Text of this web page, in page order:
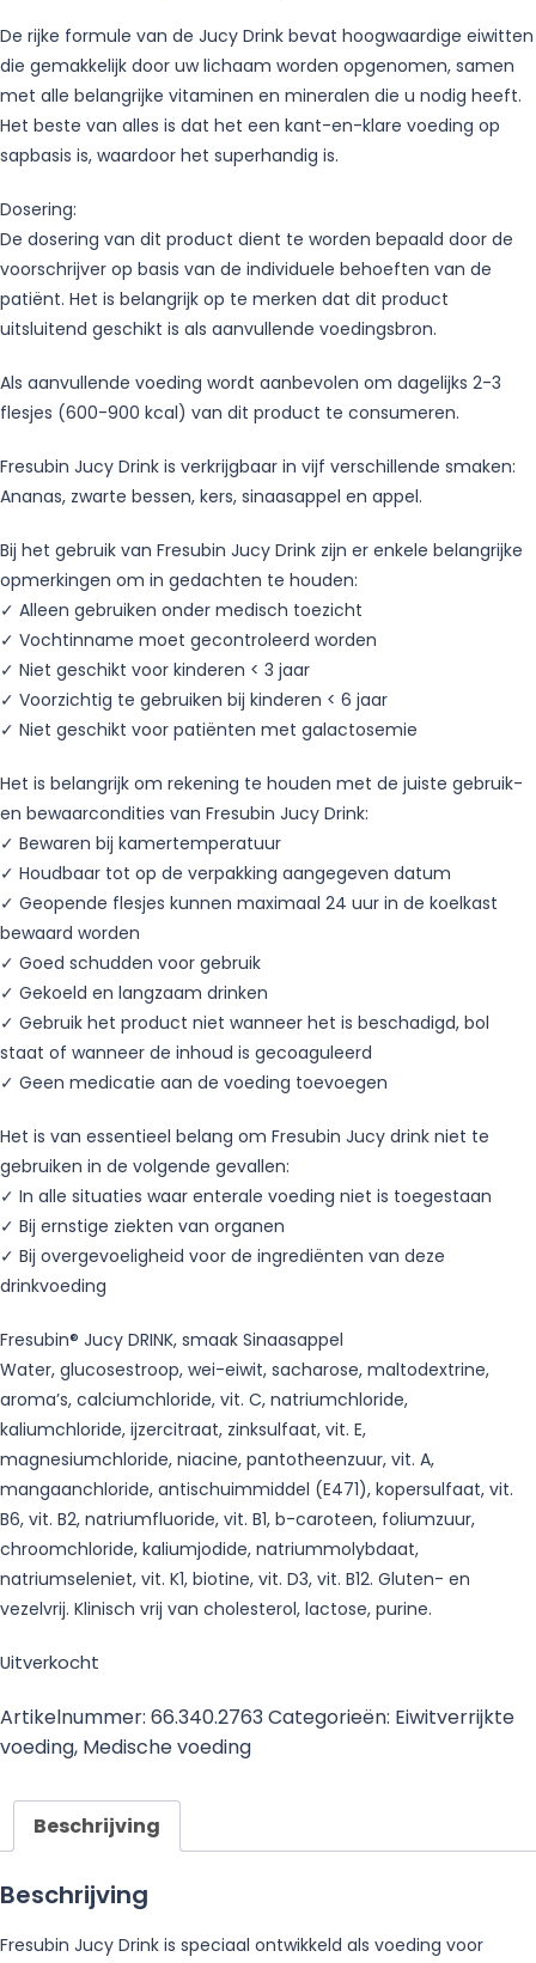
De rijke formule van de Jucy Drink bevat hoogwaardige eiwitten
die gemakkelijk door uw lichaam worden opgenomen, samen
met alle belangrijke vitaminen en mineralen die u nodig heeft.
Het beste van alles is dat het een kant-en-klare voeding op
sapbasis is, waardoor het superhandig is.
Dosering:
De dosering van dit product dient te worden bepaald door de
voorschrijver op basis van de individuele behoeften van de
patiënt. Het is belangrijk op te merken dat dit product
uitsluitend geschikt is als aanvullende voedingsbron.
Als aanvullende voeding wordt aanbevolen om dagelijks 2-3
flesjes (600-900 kcal) van dit product te consumeren.
Fresubin Jucy Drink is verkrijgbaar in vijf verschillende smaken:
Ananas, zwarte bessen, kers, sinaasappel en appel.
Bij het gebruik van Fresubin Jucy Drink zijn er enkele belangrijke
opmerkingen om in gedachten te houden:
✓ Alleen gebruiken onder medisch toezicht
✓ Vochtinname moet gecontroleerd worden
✓ Niet geschikt voor kinderen < 3 jaar
✓ Voorzichtig te gebruiken bij kinderen < 6 jaar
✓ Niet geschikt voor patiënten met galactosemie
Het is belangrijk om rekening te houden met de juiste gebruik-
en bewaarcondities van Fresubin Jucy Drink:
✓ Bewaren bij kamertemperatuur
✓ Houdbaar tot op de verpakking aangegeven datum
✓ Geopende flesjes kunnen maximaal 24 uur in de koelkast
bewaard worden
✓ Goed schudden voor gebruik
✓ Gekoeld en langzaam drinken
✓ Gebruik het product niet wanneer het is beschadigd, bol
staat of wanneer de inhoud is gecoaguleerd
✓ Geen medicatie aan de voeding toevoegen
Het is van essentieel belang om Fresubin Jucy drink niet te
gebruiken in de volgende gevallen:
✓ In alle situaties waar enterale voeding niet is toegestaan
✓ Bij ernstige ziekten van organen
✓ Bij overgevoeligheid voor de ingrediënten van deze
drinkvoeding
Fresubin® Jucy DRINK, smaak Sinaasappel
Water, glucosestroop, wei-eiwit, sacharose, maltodextrine,
aroma’s, calciumchloride, vit. C, natriumchloride,
kaliumchloride, ijzercitraat, zinksulfaat, vit. E,
magnesiumchloride, niacine, pantotheenzuur, vit. A,
mangaanchloride, antischuimmiddel (E471), kopersulfaat, vit.
B6, vit. B2, natriumfluoride, vit. B1, b-caroteen, foliumzuur,
chroomchloride, kaliumjodide, natriummolybdaat,
natriumseleniet, vit. K1, biotine, vit. D3, vit. B12. Gluten- en
vezelvrij. Klinisch vrij van cholesterol, lactose, purine.
Uitverkocht
Artikelnummer: 66.340.2763Categorieën: Eiwitverrijkte
voeding, Medische voeding
Beschrijving
Beschrijving
Fresubin Jucy Drink is speciaal ontwikkeld als voeding voor